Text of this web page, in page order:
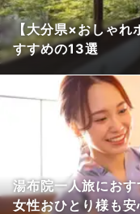
【大分県×おしゃ
すすめの13選
湯布院一人旅にお
女性おひとり様も